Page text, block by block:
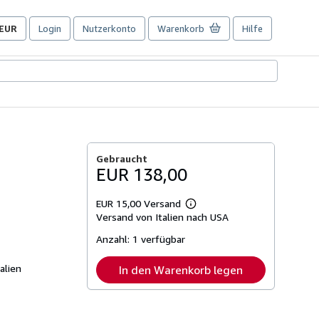
EUR
Login Nutzerkonto Warenkorb Hilfe
Gebraucht
EUR 138,00
EUR 15,00 Versand
Weitere
Informationen
Versand von Italien nach USA
Anzahl: 1 verfügbar
In den Warenkorb legen